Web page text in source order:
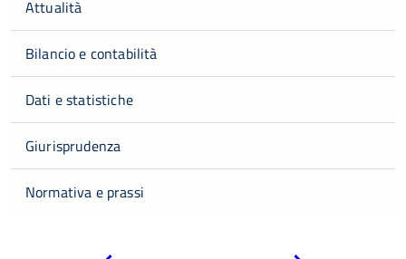
Attualità
Bilancio e contabilità
Dati e statistiche
Giurisprudenza
Normativa e prassi